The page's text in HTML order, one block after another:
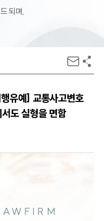
되며,
유예] 교통사고변호
도 실형을 면함